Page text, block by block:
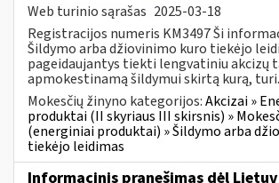
Web turinio sąrašas 2025-03-18
Registracijos numeris KM3497 Ši
Šildymo arba džiovinimo kuro tiekėjo
pageidaujantys tiekti lengvatiniu akcizų
apmokestinamą šildymui skirtą kurą,
Mokesčių žinyno kategorijos:Akcizai »
produktai (II skyriaus III skirsnis) »
(energiniai produktai) » Šildymo arba
tiekėjo leidimas
Informacinis pranešimas dėl